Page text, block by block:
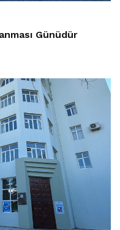
Günüdür